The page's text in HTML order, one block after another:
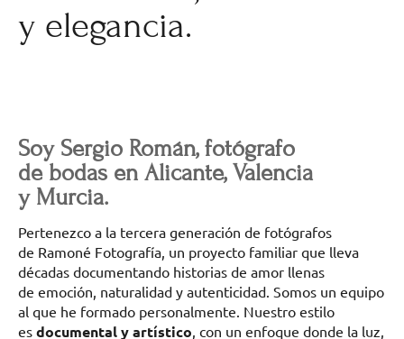
y elegancia.
Soy Sergio Román, fotógrafo
de bodas en Alicante, Valencia
y Murcia.
Pertenezco a la tercera generación de fotógrafos
de Ramoné Fotografía, un proyecto familiar que lleva
décadas documentando historias de amor llenas
de emoción, naturalidad y autenticidad. Somos un equipo
al que he formado personalmente. Nuestro estilo
es documental y artístico , con un enfoque donde la luz,